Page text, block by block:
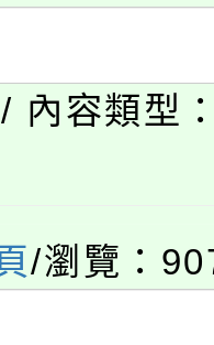
育專業人
29、30在
，桃園電
運動會8/
內容類型
/瀏覽：